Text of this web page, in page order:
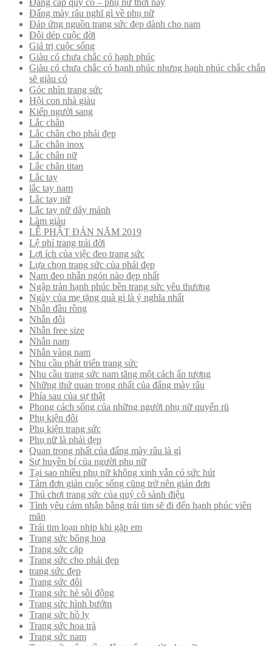
Đẳng cấp quý cô – phụ nữ thời nay
Đấng mày râu nghĩ gì về phụ nữ
Đáp ứng nguồn trang sức đẹp dành cho nam
Đôi dép cuộc đời
Giá trị cuộc sống
Giàu có chưa chắc có hạnh phúc
Giàu có chưa chắc có hạnh phúc nhưng hạnh phúc chắc chắn
sẽ giàu có
Góc nhìn trang sức
Hội con nhà giàu
Kiếp người sang
Lắc chân
Lắc chân cho phái đẹp
Lắc chân inox
Lắc chân nữ
Lắc chân titan
Lắc tay
lắc tay nam
Lắc tay nữ
Lắc tay nữ dây mảnh
Làm giàu
LỄ PHẬT ĐẢN NĂM 2019
Lệ phí trang trải đời
Lợi ích của việc đeo trang sức
Lựa chọn trang sức của phái đẹp
Nam đeo nhẫn ngón nào đẹp nhất
Ngập tràn hạnh phúc bên trang sức yêu thương
Ngày của mẹ tặng quà gì là ý nghĩa nhất
Nhẫn đầu rồng
Nhẫn đôi
Nhẫn free size
Nhẫn nam
Nhẫn vàng nam
Nhu cầu phát triển trang sức
Nhu cầu trang sức nam tăng một cách ấn tượng
Những thứ quan trọng nhất của đấng mày râu
Phía sau của sự thật
Phong cách sống của những người phụ nữ quyến rũ
Phụ kiện đôi
Phụ kiện trang sức
Phụ nữ là phải đẹp
Quan trọng nhất của đấng mày râu là gì
Sự huyền bí của người phụ nữ
Tại sao nhiều phụ nữ không xinh vẫn có sức hút
Tâm đơn giản cuộc sống cũng trở nên giản đơn
Thú chơi trang sức của quý cô sành điệu
Tình yêu cảm nhận bằng trái tim sẽ đi đến hạnh phúc viên
mãn
Trái tim loạn nhịp khi gặp em
Trang sức bông hoa
Trang sức cặp
Trang sức cho phái đẹp
trang sức đẹp
Trang sức đôi
Trang sức hè sôi động
Trang sức hình bướm
Trang sức hồ ly
Trang sức hoa trà
Trang sức nam